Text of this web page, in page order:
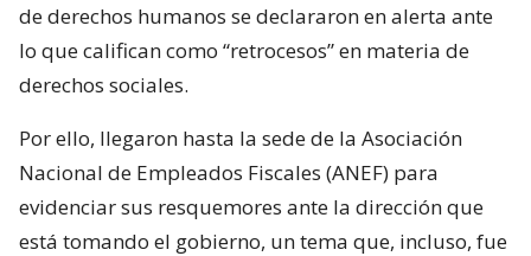
de derechos humanos se declararon en alerta ante
lo que califican como “retrocesos” en materia de
derechos sociales.
Por ello, llegaron hasta la sede de la Asociación
Nacional de Empleados Fiscales (ANEF) para
evidenciar sus resquemores ante la dirección que
está tomando el gobierno, un tema que, incluso, fue